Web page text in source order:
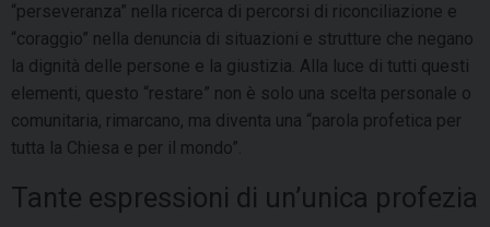
“perseveranza” nella ricerca di percorsi di riconciliazione e
“coraggio” nella denuncia di situazioni e strutture che negano
la dignità delle persone e la giustizia. Alla luce di tutti questi
elementi, questo “restare” non è solo una scelta personale o
comunitaria, rimarcano, ma diventa una “parola profetica per
tutta la Chiesa e per il mondo”.
Tante espressioni di un’unica profezia